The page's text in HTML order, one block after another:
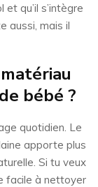
qu’il s’intègre
aussi, mais il
bébé ?
quotidien. Le
apporte plus
Si tu veux
facile à nettoyer